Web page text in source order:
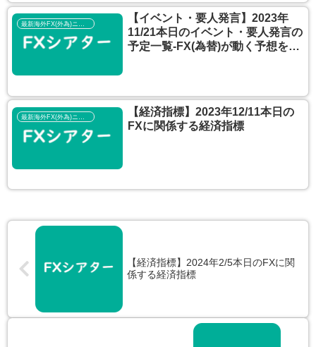
【イベント・要人発言】2023年
11/21本日のイベント・要人発言の
予定一覧‐FX(為替)が動く予想を考
最新海外FX(外為)ニュース
【経済指標】2023年12/11本日の
FXに関係する経済指標
【経済指標】2024年2/5本日のFXに関
係する経済指標